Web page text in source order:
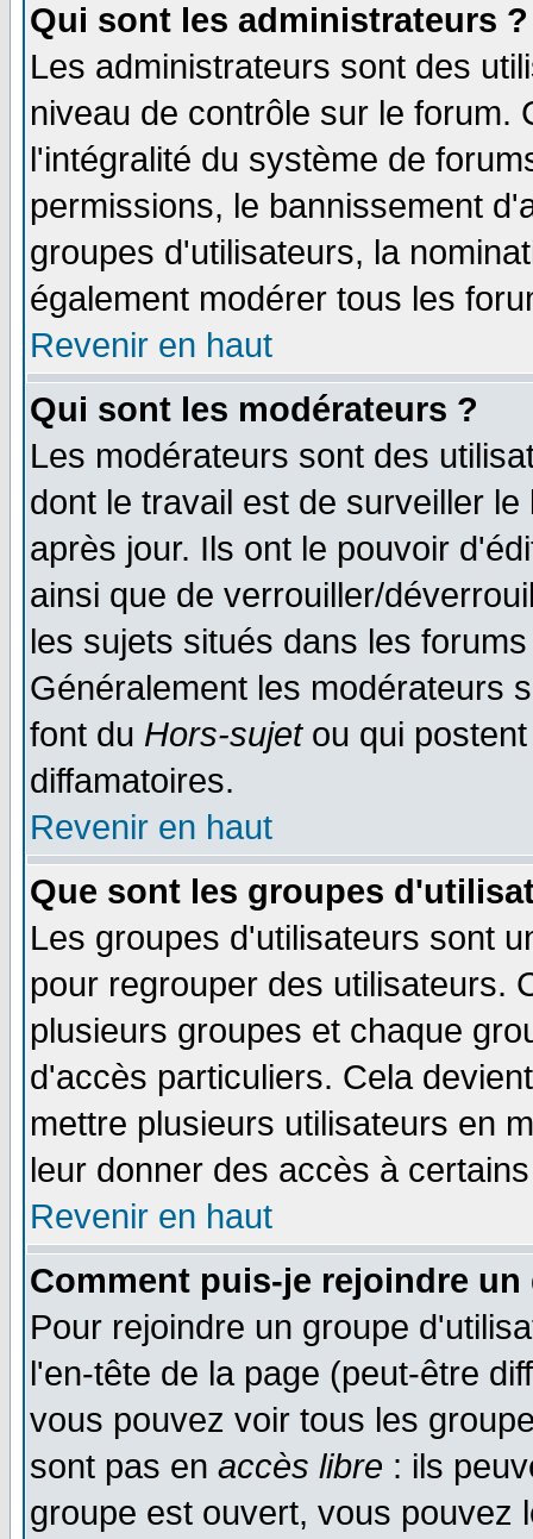
Qui sont les administrateurs ?
Les administrateurs sont des
niveau de contrôle sur le forum.
l'intégralité du système de
permissions, le bannissement
groupes d'utilisateurs, la
également modérer tous les
Revenir en haut
Qui sont les modérateurs ?
Les modérateurs sont des
dont le travail est de surveiller
après jour. Ils ont le pouvoir
ainsi que de verrouiller/
les sujets situés dans les
Généralement les modérateurs
font du Hors-sujetou qui
diffamatoires.
Revenir en haut
Que sont les groupes
Les groupes d'utilisateurs sont
pour regrouper des utilisateurs.
plusieurs groupes et chaque
d'accès particuliers. Cela
mettre plusieurs utilisateurs en
leur donner des accès à
Revenir en haut
Comment puis-je rejoindre
Pour rejoindre un groupe
l'en-tête de la page (peut-être
vous pouvez voir tous les
sont pas en accès libre : ils
groupe est ouvert, vous pouvez